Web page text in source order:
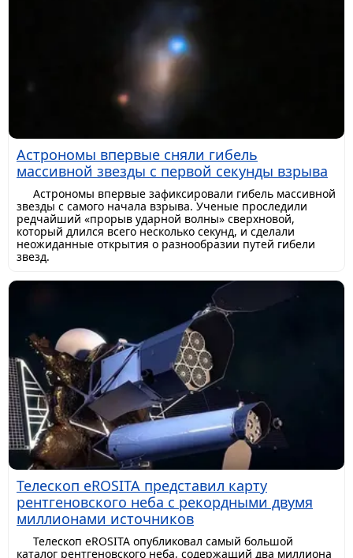
Астрономы впервые сняли гибель
массивной звезды с первой секунды взрыва
Астрономы впервые зафиксировали гибель массивной
звезды с самого начала взрыва. Ученые проследили
редчайший «прорыв ударной волны» сверхновой,
который длился всего несколько секунд, и сделали
неожиданные открытия о разнообразии путей гибели
звезд.
Телескоп eROSITA представил карту
рентгеновского неба с рекордными двумя
миллионами источников
Телескоп eROSITA опубликовал самый большой
каталог рентгеновского неба, содержащий два миллиона